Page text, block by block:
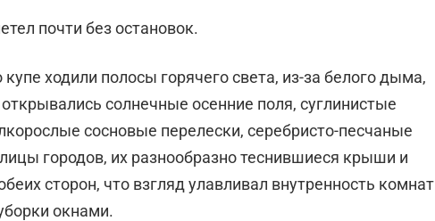
почти без оста­новок.
ходили полосы го­рячего света, из-за белого дыма,
солнечные осенние поля, суглинистые
сосновые пе­релески, серебристо-песчаные
городов, их разнообразно теснившиеся крыши и
сторон, что взгляд улавливал внутренность комнат
окнами.